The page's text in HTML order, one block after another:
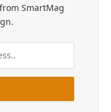
SmartMag